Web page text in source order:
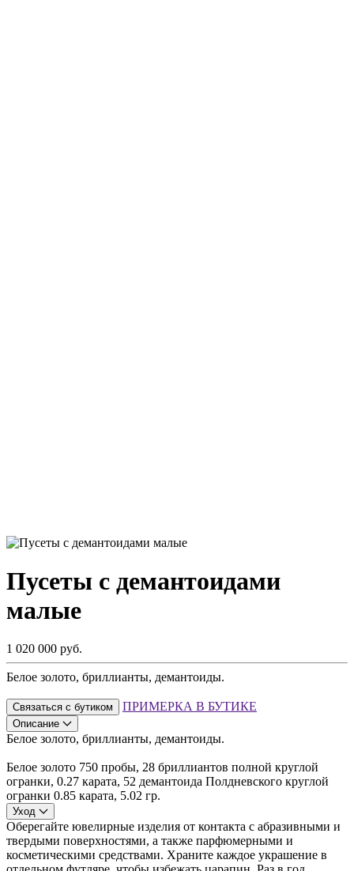
Пусеты с демантоидами
малые
1 020 000 руб.
Белое золото, бриллианты, демантоиды.
Связаться с бутиком ПРИМЕРКА В БУТИКЕ
Описание
Белое золото, бриллианты, демантоиды.
Белое золото 750 пробы, 28 бриллиантов полной круглой
огранки, 0.27 карата, 52 демантоида Полдневского круглой
огранки 0.85 карата, 5.02 гр.
Уход
Оберегайте ювелирные изделия от контакта с абразивными и
твердыми поверхностями, а также парфюмерными и
косметическими средствами. Храните каждое украшение в